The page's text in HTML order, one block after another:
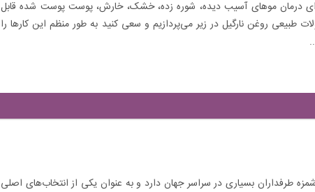
درمان موهای آسیب دیده، شوره زده، خشک، خارش، پوست پوست شده قابل
روغن نارگیل در زیر می‌پردازیم و سعی کنید به طور منظم این کارها را
طرفداران بسیاری در سراسر جهان دارد و به عنوان یکی از انتخاب‌های اصلی